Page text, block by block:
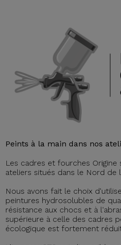
Peints à la main dans nos
Les cadres et fourches
ateliers situés dans le Nord de
Nous avons fait le choix
peintures hydrosolubles de
résistance aux chocs et à
supérieure à celle des cadres
écologique est fortement